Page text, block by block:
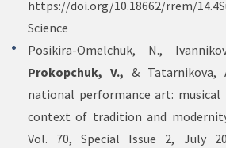
https://doi.org/10.18662/rrem/
Science
Posikira-Omelchuk, N.,
Prokopchuk, V., &
national performance art:
context of tradition and
Vol. 70, Special Issue 2, July